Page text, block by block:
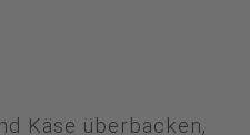
Käse überbacken,